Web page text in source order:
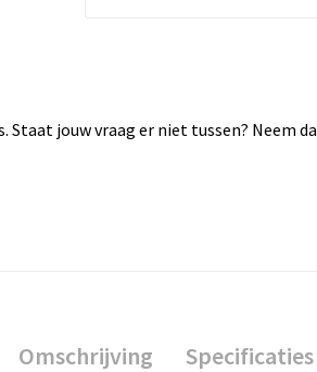
jouw vraag er niet tussen? Neem
Omschrijving Specificaties